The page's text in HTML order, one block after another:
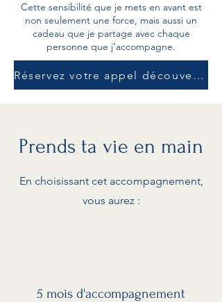
Cette sensibilité que je mets en avant est
non seulement une force, mais aussi un
cadeau que je partage avec chaque
personne que j’accompagne.
Réservez votre appel découverte gratuit de 30 min
Prends ta vie en main
En choisissant cet accompagnement,
vous aurez :
5 mois d'accompagnement